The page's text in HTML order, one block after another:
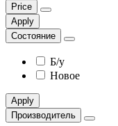
Price
Apply
Состояние
Б/у
Новое
Apply
Производитель